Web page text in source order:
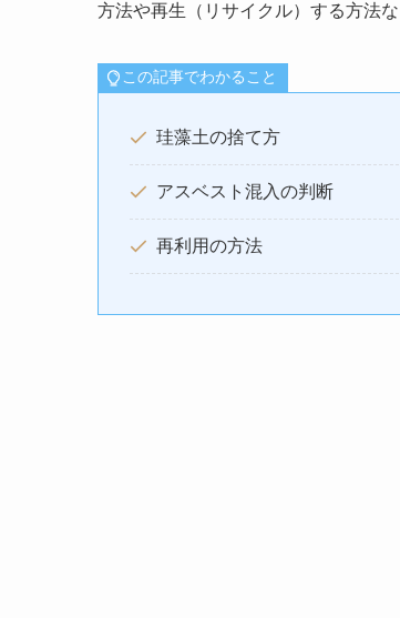
方法や再生（リサイクル）する方法
この記事でわかること
珪藻土の捨て方
アスベスト混入の判断
再利用の方法